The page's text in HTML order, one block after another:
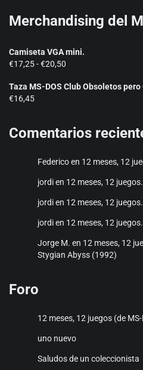
Merchandising del
Camiseta VGA mini.
€17,25-€20,50
precios:
€20,50
Taza MS-DOS Club Obsoletos
€16,45
Comentarios
Federicoen 12 meses, 12
jordien 12 meses, 12
jordien 12 meses, 12
jordien 12 meses, 12
Jorge M. en 12 meses, 12
Stygian Abyss (1992)
Foro
12 meses, 12 juegos (de
uno nuevo
Saludos de un coleccionista